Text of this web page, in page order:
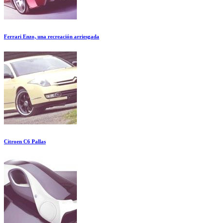
Ferrari Enzo, una recreación arriesgada
Citroen C6 Pallas